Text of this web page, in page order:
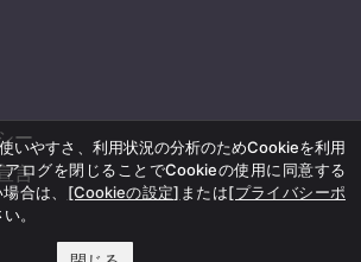
ー
言
いやすさ、利用状況の分析のためCookieを利用
アログを閉じることでCookieの使用に同意する
合は、 [Cookieの設定] または[プライバシーポ
。